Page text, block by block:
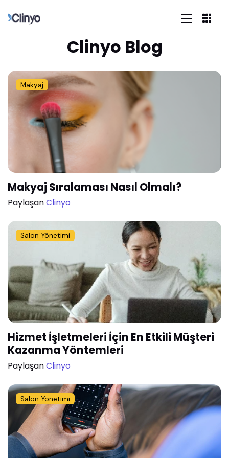
Clinyo Blog
Makyaj
Makyaj Sıralaması Nasıl Olmalı?
PaylaşanClinyo
Salon Yönetimi
Hizmet İşletmeleri İçin En Etkili Müşteri
Kazanma Yöntemleri
PaylaşanClinyo
Salon Yönetimi